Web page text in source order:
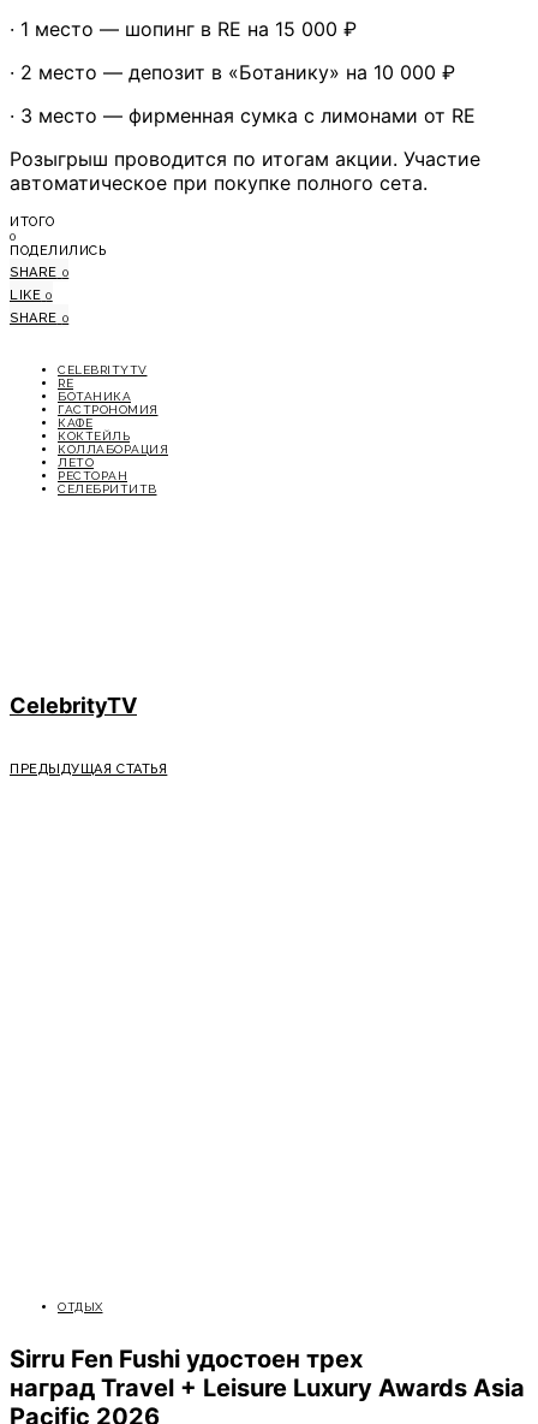
· 1 место — шопинг в RE на 15 000 ₽
· 2 место — депозит в «Ботанику» на 10 000 ₽
· 3 место — фирменная сумка с лимонами от RE
Розыгрыш проводится по итогам акции. Участие
автоматическое при покупке полного сета.
ИТОГО
0
ПОДЕЛИЛИСЬ
SHARE 0
LIKE 0
SHARE 0
CELEBRITYTV
RE
БОТАНИКА
ГАСТРОНОМИЯ
КАФЕ
КОКТЕЙЛЬ
КОЛЛАБОРАЦИЯ
ЛЕТО
РЕСТОРАН
СЕЛЕБРИТИТВ
CelebrityTV
ПРЕДЫДУЩАЯ СТАТЬЯ
ОТДЫХ
Sirru Fen Fushi удостоен трех
наград Travel + Leisure Luxury Awards Asia
Pacific 2026